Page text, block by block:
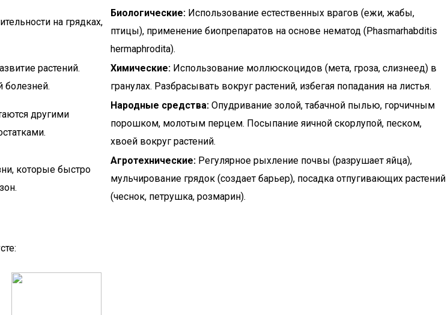
на грядках,
Биологические: Использование естественных врагов (ежи, жабы,
птицы), применение биопрепаратов на основе нематод (Phasmarhabditis
hermaphrodita).
растений.
болезней.
Химические: Использование моллюскоцидов (мета, гроза, слизнеед) в
гранулах. Разбрасывать вокруг растений, избегая попадания на листья.
другими
Народные средства: Опудривание золой, табачной пылью, горчичным
порошком, молотым перцем. Посыпание яичной скорлупой, песком,
хвоей вокруг растений.
которые быстро
Агротехнические: Регулярное рыхление почвы (разрушает яйца),
мульчирование грядок (создает барьер), посадка отпугивающих растений
(чеснок, петрушка, розмарин).